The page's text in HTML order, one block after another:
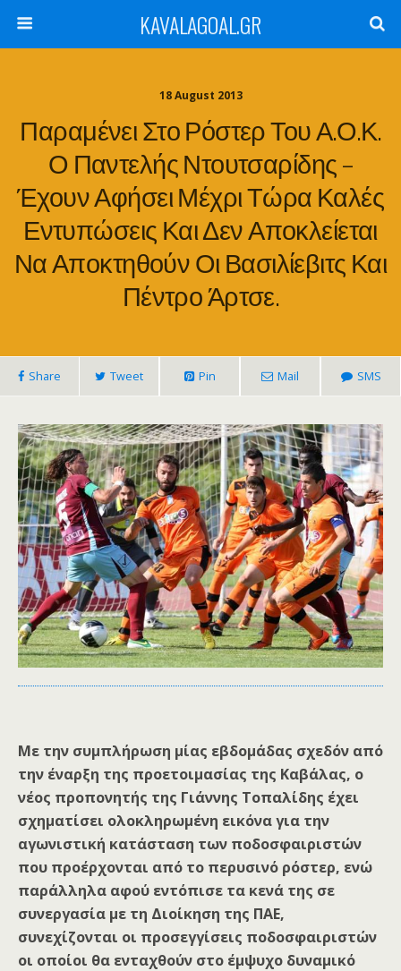
KAVALAGOAL.GR
18 August 2013
Παραμένει Στο Ρόστερ Του Α.Ο.Κ.
Ο Παντελής Ντουτσαρίδης –
Έχουν Αφήσει Μέχρι Τώρα Καλές
Εντυπώσεις Και Δεν Αποκλείεται
Να Αποκτηθούν Οι Βασιλίεβιτς Και
Πέντρο Άρτσε.
Share Tweet Pin Mail SMS
Με την συμπλήρωση μίας εβδομάδας σχεδόν από
την έναρξη της προετοιμασίας της Καβάλας, ο
νέος προπονητής της Γιάννης Τοπαλίδης έχει
σχηματίσει ολοκληρωμένη εικόνα για την
αγωνιστική κατάσταση των ποδοσφαιριστών
που προέρχονται από το περυσινό ρόστερ, ενώ
παράλληλα αφού εντόπισε τα κενά της σε
συνεργασία με τη Διοίκηση της ΠΑΕ,
συνεχίζονται οι προσεγγίσεις ποδοσφαιριστών
οι οποίοι θα ενταχθούν στο έμψυχο δυναμικό